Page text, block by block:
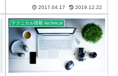
したい場合には、以下のレジス
トリの値で変更することが可能
です。「HKEY_LO...
2017.04.17 2019.12.22
テクニカル情報 technical